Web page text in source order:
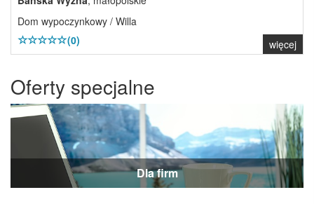
Dom wypoczynkowy / Willa
(0)
więcej
Oferty specjalne
Dla firm